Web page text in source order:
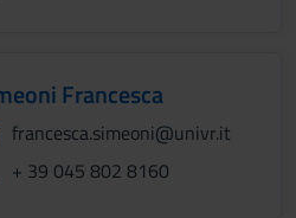
Francesca
francesca.simeoni@univr.it
+ 39 045 802 8160